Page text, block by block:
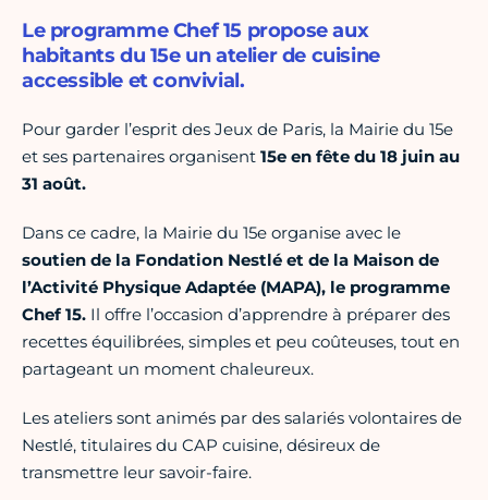
Le programme Chef 15 propose aux
habitants du 15e un atelier de cuisine
accessible et convivial.
Pour garder l’esprit des Jeux de Paris, la Mairie du 15e
et ses partenaires organisent 15e en fête du 18 juin au
31 août.
Dans ce cadre, la Mairie du 15e organise avec le
soutien de la Fondation Nestlé et de la Maison de
l’Activité Physique Adaptée (MAPA), le programme
Chef 15. Il offre l’occasion d’apprendre à préparer des
recettes équilibrées, simples et peu coûteuses, tout en
partageant un moment chaleureux.
Les ateliers sont animés par des salariés volontaires de
Nestlé, titulaires du CAP cuisine, désireux de
transmettre leur savoir-faire.